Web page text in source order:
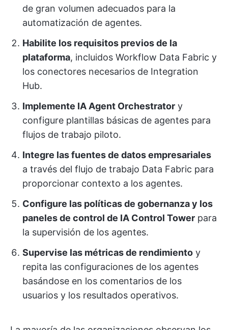
de gran volumen adecuados para la
automatización de agentes.
Habilite los requisitos previos de la
plataforma, incluidos Workflow Data Fabric y
los conectores necesarios de Integration
Hub.
Implemente IA Agent Orchestrator y
configure plantillas básicas de agentes para
flujos de trabajo piloto.
Integre las fuentes de datos empresariales
a través del flujo de trabajo Data Fabric para
proporcionar contexto a los agentes.
Configure las políticas de gobernanza y los
paneles de control de IA Control Tower para
la supervisión de los agentes.
Supervise las métricas de rendimiento y
repita las configuraciones de los agentes
basándose en los comentarios de los
usuarios y los resultados operativos.